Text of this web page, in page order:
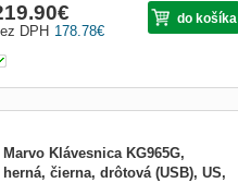
178.78€
DPH
€ do košíka
Marvo Klávesnica KG965G,
herná, čierna, drôtová (USB), US,